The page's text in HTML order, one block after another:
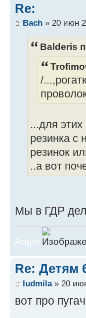
Re:
Bach » 20 июн
Balderis
/
...для этих
резинка с
резинок
..а вот
Мы в ГДР
Angel
Re: Детям
ludmila» 20
вот про